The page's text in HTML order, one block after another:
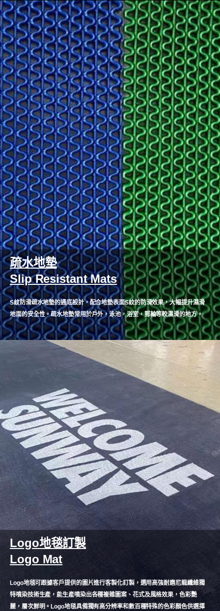
疏水地墊
Slip Resistant Mats
S紋防滑疏水地墊的通底設計，配合地墊表面S紋的防滑效果，大幅提升濕滑
地面的安全性。疏水地墊常用於戶外，泳池，浴室，郵輪等較濕滑的地方。
Logo地毯訂製
Logo Mat
Logo地毯可跟據客戶提供的圖片進行客製化訂製，選用高強耐磨尼龍纖維獨
特噴染技術生產，能生產噴染出各種複雜圖案、花式及風格效果，色彩艷
麗，層次鮮明。Logo地毯具備獨有高分辨率和數百種特殊的色彩顏色供選擇